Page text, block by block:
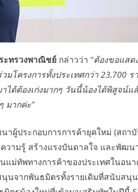
ะทรวงพาณิชย์ กล่าวว่า “ต้องขอแสด
โครงการทั้งประเทศกว่า 23,700
ได้ต้องเก่งมากๆ วันนี้น้องได้พิสูจน์แ
มากค่ะ”
าผู้ประกอบการการค้ายุคใหม่ (สถา
ความรู้ สร้างแรงบันดาลใจ และพัฒ
แม่ทัพทางการค้าของประเทศในอน
นจากพันธมิตรทั้งรายเดิมที่สนับสนุ